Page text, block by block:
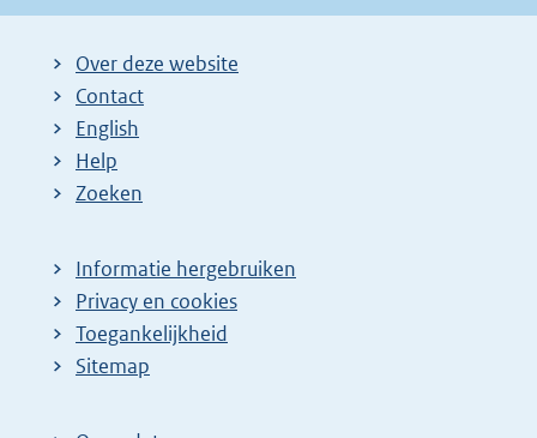
Over deze website
Contact
English
Help
Zoeken
Informatie hergebruiken
Privacy en cookies
Toegankelijkheid
Sitemap